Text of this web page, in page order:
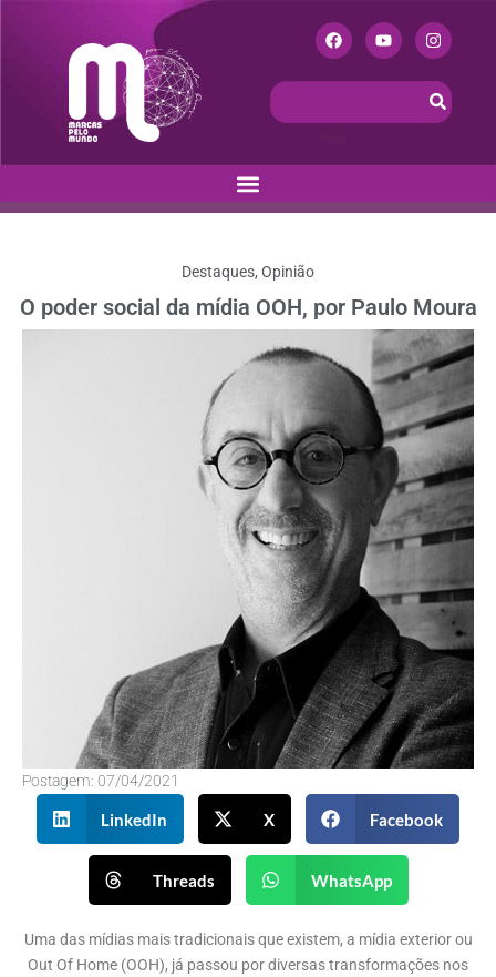
Destaques, Opinião
O poder social da mídia OOH, por Paulo Moura
Postagem: 07/04/2021
LinkedIn X Facebook
Threads WhatsApp
Uma das mídias mais tradicionais que existem, a mídia exterior ou
Out Of Home (OOH), já passou por diversas transformações nos